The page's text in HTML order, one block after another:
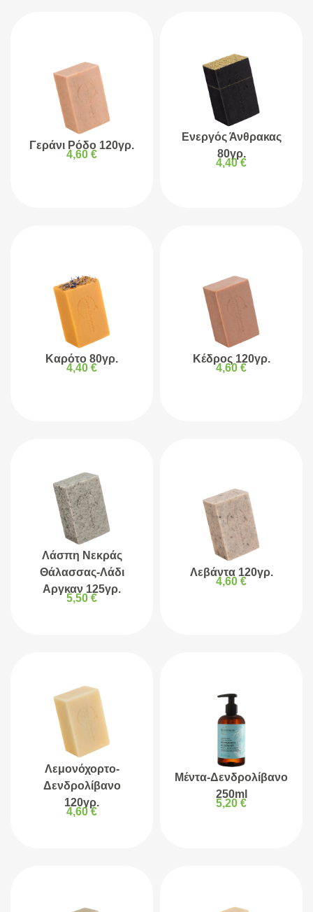
Γεράνι Ρόδο 120γρ.
4,60 €
Ενεργός Άνθρακας
80γρ.
4,40€
Καρότο 80γρ.
4,40 €
Κέδρος 120γρ.
4,60 €
Λάσπη Νεκράς
Θάλασσας-Λάδι
Αργκαν 125γρ.
5,50 €
Λεβάντα 120γρ.
4,60 €
Λεμονόχορτο-
Δενδρολίβανο
120γρ.
4,60€
Μέντα-Δενδρολίβανο
250ml
5,20 €